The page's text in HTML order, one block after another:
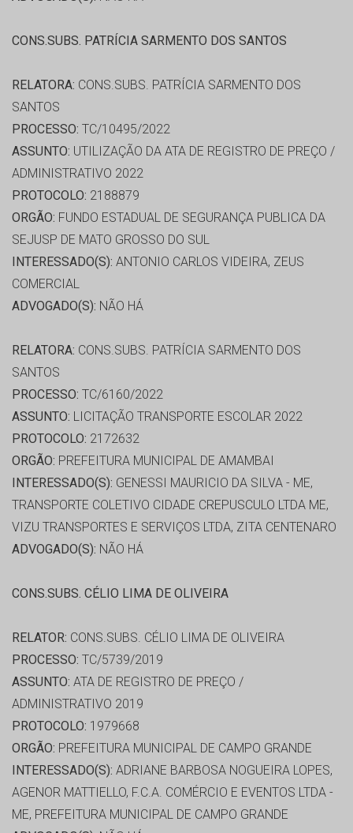
CONS.SUBS. PATRÍCIA SARMENTO DOS SANTOS
RELATORA: CONS.SUBS. PATRÍCIA SARMENTO DOS
SANTOS
PROCESSO: TC/10495/2022
ASSUNTO: UTILIZAÇÃO DA ATA DE REGISTRO DE PREÇO /
ADMINISTRATIVO 2022
PROTOCOLO: 2188879
ORGÃO: FUNDO ESTADUAL DE SEGURANÇA PUBLICA DA
SEJUSP DE MATO GROSSO DO SUL
INTERESSADO(S): ANTONIO CARLOS VIDEIRA, ZEUS
COMERCIAL
ADVOGADO(S): NÃO HÁ
RELATORA: CONS.SUBS. PATRÍCIA SARMENTO DOS
SANTOS
PROCESSO: TC/6160/2022
ASSUNTO: LICITAÇÃO TRANSPORTE ESCOLAR 2022
PROTOCOLO: 2172632
ORGÃO: PREFEITURA MUNICIPAL DE AMAMBAI
INTERESSADO(S): GENESSI MAURICIO DA SILVA - ME,
TRANSPORTE COLETIVO CIDADE CREPUSCULO LTDA ME,
VIZU TRANSPORTES E SERVIÇOS LTDA, ZITA CENTENARO
ADVOGADO(S): NÃO HÁ
CONS.SUBS. CÉLIO LIMA DE OLIVEIRA
RELATOR: CONS.SUBS. CÉLIO LIMA DE OLIVEIRA
PROCESSO: TC/5739/2019
ASSUNTO: ATA DE REGISTRO DE PREÇO /
ADMINISTRATIVO 2019
PROTOCOLO: 1979668
ORGÃO: PREFEITURA MUNICIPAL DE CAMPO GRANDE
INTERESSADO(S): ADRIANE BARBOSA NOGUEIRA LOPES,
AGENOR MATTIELLO, F.C.A. COMÉRCIO E EVENTOS LTDA -
ME, PREFEITURA MUNICIPAL DE CAMPO GRANDE